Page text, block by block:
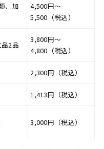
、加
4,500円〜
5,500（税込）
2品
3,800円〜
4,800（税込）
2,300円（税込）
1,413円（税込）
3,000円（税込）